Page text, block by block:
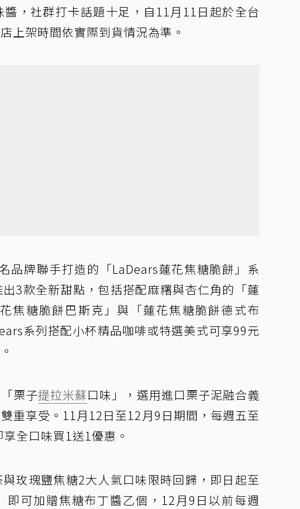
，社群打卡話題十足，自11月11日起於全台
上架時間依實際到貨情況為準。
品牌聯手打造的「LaDears蓮花焦糖脆餅」系
3款全新甜點，包括搭配麻糬與杏仁角的「蓮
焦糖脆餅巴斯克」與「蓮花焦糖脆餅德式布
系列搭配小杯精品咖啡或特選美式可享99元
栗子提拉米蘇口味」，選用進口栗子泥融合義
重享受。11月12日至12月9日期間，每週五至
全口味買1送1優惠。
玫瑰鹽焦糖2大人氣口味限時回歸，即日起至
可加贈焦糖布丁醬乙個，12月9日以前每週